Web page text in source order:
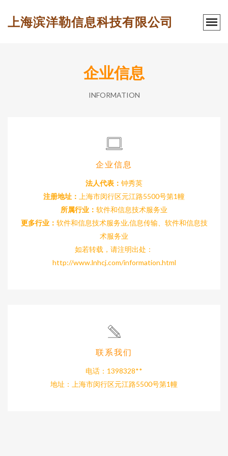
上海滨洋勒信息科技有限公司
企业信息
INFORMATION
企业信息
法人代表： 钟秀英
注册地址：
上海市闵行区元江路5500号第1幢
所属行业： 软件和信息技术服务业
更多行业： 软件和信息技术服务业,信息传输、软件和信息技
术服务业
如若转载，请注明出处：
http://www.lnhcj.com/information.html
联系我们
电话：1398328**
地址：上海市闵行区元江路5500号第1幢